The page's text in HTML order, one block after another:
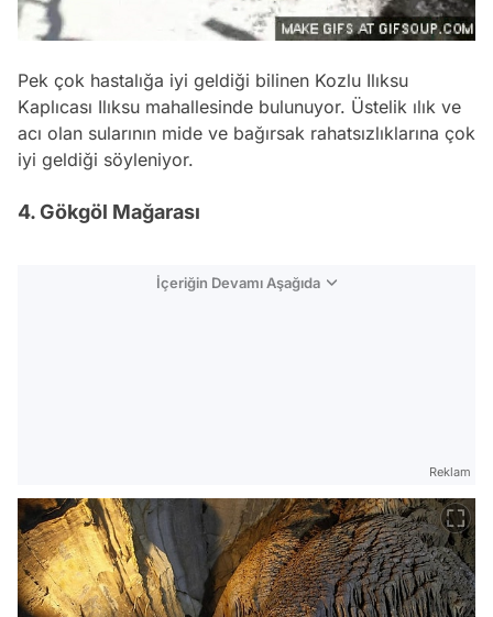
Pek çok hastalığa iyi geldiği bilinen Kozlu Ilıksu
Kaplıcası Ilıksu mahallesinde bulunuyor. Üstelik ılık ve
acı olan sularının mide ve bağırsak rahatsızlıklarına çok
iyi geldiği söyleniyor.
4. Gökgöl Mağarası
İçeriğin Devamı Aşağıda
Reklam